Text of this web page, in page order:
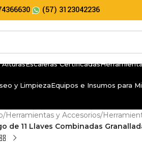
(57) 3123042236
Escaleras Certificadas
y LimpiezaEquipos e Insumos para
/Herramientas y Accesorios/
de 11 Llaves Combinadas